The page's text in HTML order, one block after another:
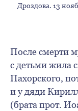
Дроздова. 13
После смерти
с детьми жила
Пахорского,
и у дяди
(брата прот.